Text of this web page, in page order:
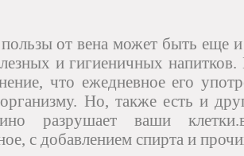
от вена может быть еще
и гигиеничных
что ежедневное его
Но, также есть и
разрушает ваши
с добавлением спирта и